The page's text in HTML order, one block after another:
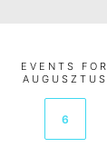
EVENTS FOR
AUGUSZTUS
6